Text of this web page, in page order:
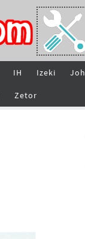
IH Izeki
Zetor